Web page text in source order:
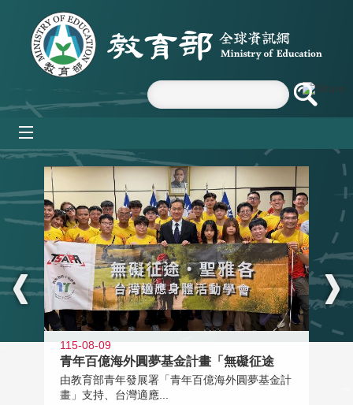
跳到主要內容區塊
:::
115-08-09
青年百億海外圓夢基金計畫「無礙征途
由教育部青年發展署「青年百億海外圓夢基金計
畫」支持、台灣適應...